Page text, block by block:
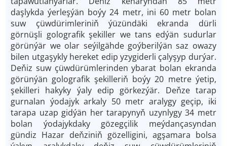
daşlykda ýerleşýän boýy 24 metr, ini 60 metr bolan
suw çüwdürimleriniň ýüzündäki ekranda dürli
görnüşli golografik şekiller we tans edýän sudurlar
görünýär we olar seýilgähde goýberilýän saz owazy
bilen utgaşykly hereket edip yzygiderli çalyşyp durýar.
Deňiz suw çüwdürümlerinden ybarat bolan ekranda
görünýän golografik şekilleriň boýy 20 metre ýetip,
şekilleri hakyky ýaly edip görkezýär. Deňze tarap
gurnalan ýodajyk arkaly 50 metr aralygy geçip, iki
tarapa uzap gidýän her tarapynyň uzynlygy 34 metr
bolan ýodajykdaky gözegçilik meýdançasyndan
gündiz Hazar deňziniň gözelligini, agşamara bolsa